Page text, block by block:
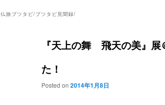
仏旅ブツタビ/ブツタビ見聞録/
『天上の舞 飛天の美』
た！
Posted on 2014年1月8日